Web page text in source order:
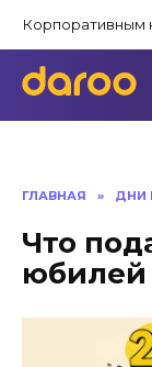
содержанию
Корпоративным
ГЛАВНАЯ » ДНИ
Что
юбилей